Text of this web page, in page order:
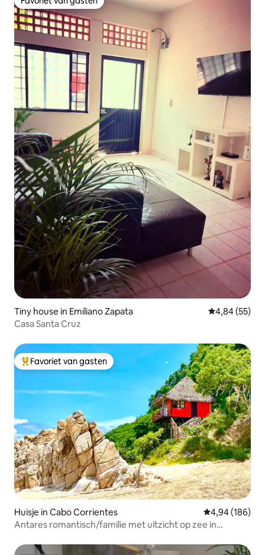
Favoriet van gasten
Tiny house in Emiliano Zapata Gemiddelde
4,84 (55)
Casa Santa Cruz
Topfavoriet van gasten
Favoriet van gasten
Huisje in Cabo Corrientes Gemiddelde
4,94 (186)
Antares romantisch/familie met uitzicht op zee in